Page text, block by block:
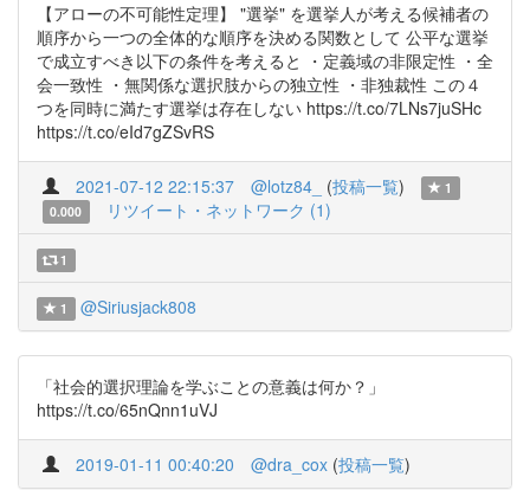
【アローの不可能性定理】 "選挙" を選挙人が考える候補者の
順序から一つの全体的な順序を決める関数として 公平な選挙
で成立すべき以下の条件を考えると ・定義域の非限定性 ・全
会一致性 ・無関係な選択肢からの独立性 ・非独裁性 この４
つを同時に満たす選挙は存在しない https://t.co/7LNs7juSHc
https://t.co/eId7gZSvRS
2021-07-12 22:15:37 @lotz84_ (投稿一覧)
1
0.000
リツイート・ネットワーク (1)
1
1 @Siriusjack808
「社会的選択理論を学ぶことの意義は何か？」
https://t.co/65nQnn1uVJ
2019-01-11 00:40:20 @dra_cox (投稿一覧)